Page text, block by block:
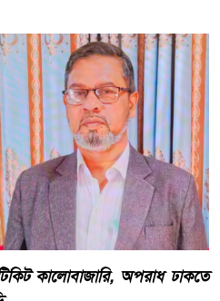
কালোবাজারি, অপরাধ ঢাকতে